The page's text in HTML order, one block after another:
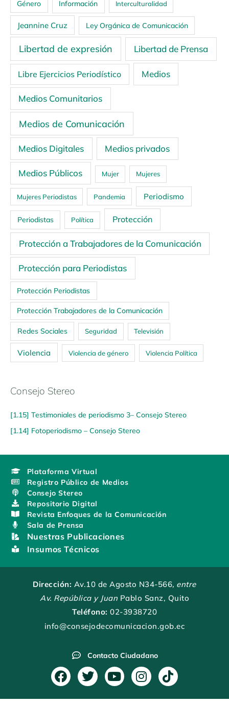
Género Información Interculturalidad
Jeannine Cruz Ley Orgánica de Comunicación
Libertad de expresión Libertad de Prensa
Libre Ejercicios Periodístico Medios
Medios Comunitarios
Medios de Comunicación
Medios Digitales Medios privados
Medios Públicos Mujer Mujeres
Mujeres Periodistas Pandemia Periodismo
Periodistas Política Protección
Protección a Trabajadores de la Comunicación
Protección para Periodistas
Protección Periodistas
Protección Trabajadores de la Comunicación
Redes Sociales Seguridad Televisión
Violencia Violencia de género Violencia Política
Consejo Stereo
[1.15] Testimoniales de periodismo 3– Consejo Stereo
[1.14] Fotoperiodismo – Consejo Stereo
Plataforma Virtual
Registro Público de Medios
Consejo Stereo
Repositorio Digital
Revista Enfoques de la Comunicación
Sala de Prensa
Nuestras Publicaciones
Insumos Técnicos
Dirección: Av.10 de Agosto N34-566, entre
Av. República y Juan Pablo Sanz, Quito
Teléfono: 02-3938720
info@consejodecomunicacion.gob.ec
Contacto Ciudadano
F
a
c
T
w
i
Y
o
u
I
n
s
T
i
k